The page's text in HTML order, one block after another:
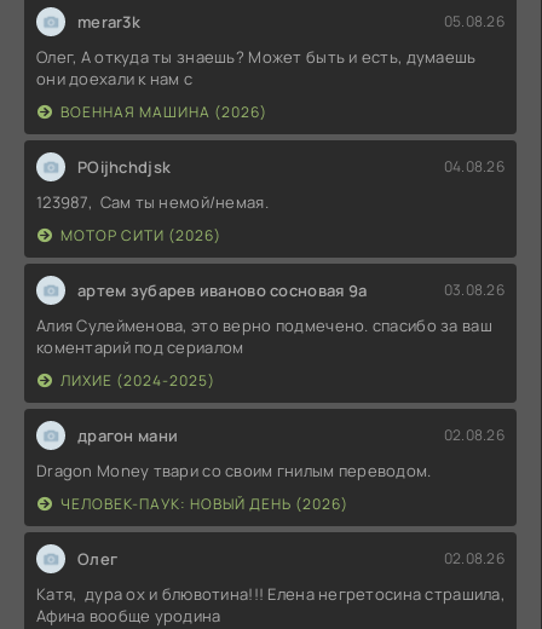
merar3k 05.08.26
Олег, А откуда ты знаешь? Может быть и есть, думаешь
они доехали к нам с
ВОЕННАЯ МАШИНА (2026)
POijhchdjsk 04.08.26
123987, Сам ты немой/немая.
МОТОР СИТИ (2026)
артем зубарев иваново сосновая 9а 03.08.26
Алия Сулейменова, это верно подмечено. спасибо за ваш
коментарий под сериалом
ЛИХИЕ (2024-2025)
драгон мани 02.08.26
Dragon Money твари со своим гнилым переводом.
ЧЕЛОВЕК-ПАУК: НОВЫЙ ДЕНЬ (2026)
Олег 02.08.26
Катя, дура ох и блювотина!!! Елена негретосина страшила,
Афина вообще уродина